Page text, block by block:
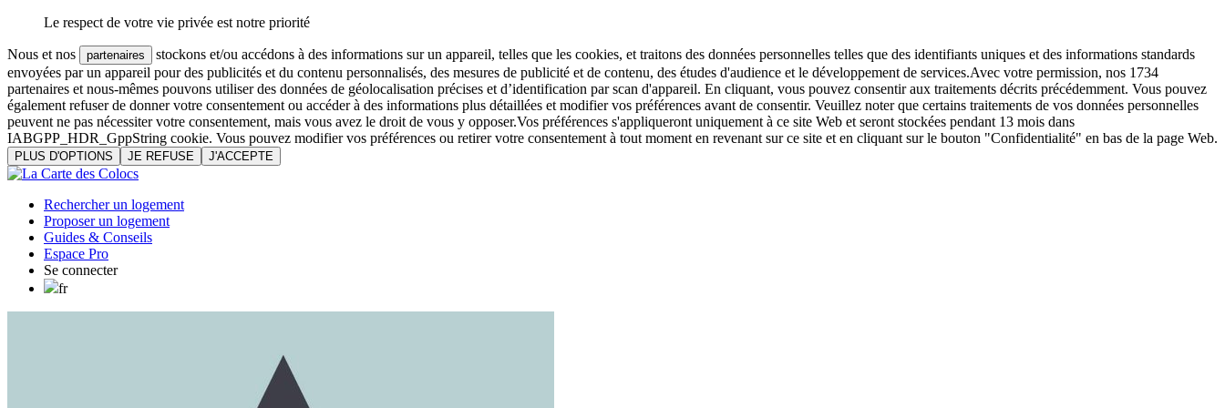
Le respect de votre vie privée est notre priorité
Nous et nos partenaires
stockons et/ou accédons à des informations sur un appareil, telles que les cookies, et traitons des données personnelles telles que des identifiants uniques et des informations standards
envoyées par un appareil pour des publicités et du contenu personnalisés, des mesures de publicité et de contenu, des études d'audience et le développement de services.Avec votre permission, nos 1734
partenaires et nous-mêmes pouvons utiliser des données de géolocalisation précises et d’identification par scan d'appareil. En cliquant, vous pouvez consentir aux traitements décrits précédemment. Vous pouvez
également refuser de donner votre consentement ou accéder à des informations plus détaillées et modifier vos préférences avant de consentir. Veuillez noter que certains traitements de vos données personnelles
peuvent ne pas nécessiter votre consentement, mais vous avez le droit de vous y opposer.Vos préférences s'appliqueront uniquement à ce site Web et seront stockées pendant 13 mois dans
IABGPP_HDR_GppString cookie. Vous pouvez modifier vos préférences ou retirer votre consentement à tout moment en revenant sur ce site et en cliquant sur le bouton "Confidentialité" en bas de la page Web.
PLUS D'OPTIONS JE REFUSE J'ACCEPTE
Rechercher un logement
Proposer un logement
Guides & Conseils
Espace Pro
Se connecter
fr